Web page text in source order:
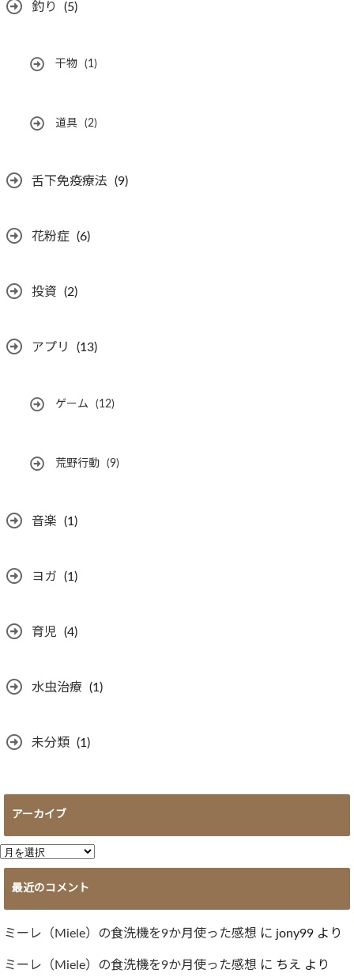
釣り (5)
干物 (1)
道具 (2)
舌下免疫療法 (9)
花粉症 (6)
投資 (2)
アプリ (13)
ゲーム (12)
荒野行動 (9)
音楽 (1)
ヨガ (1)
育児 (4)
水虫治療 (1)
未分類 (1)
アーカイブ
ア
ー
イ
ブ
最近のコメント
ミーレ（Miele）の食洗機を9か月使った感想 に jony99 より
ミーレ（Miele）の食洗機を9か月使った感想 に ちえ より